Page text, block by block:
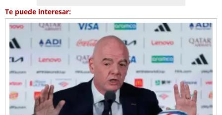
Te puede interesar: